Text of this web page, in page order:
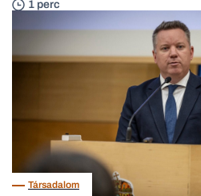
1 perc
Társadalom